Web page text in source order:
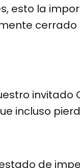
esto la
invitado
incluso
de